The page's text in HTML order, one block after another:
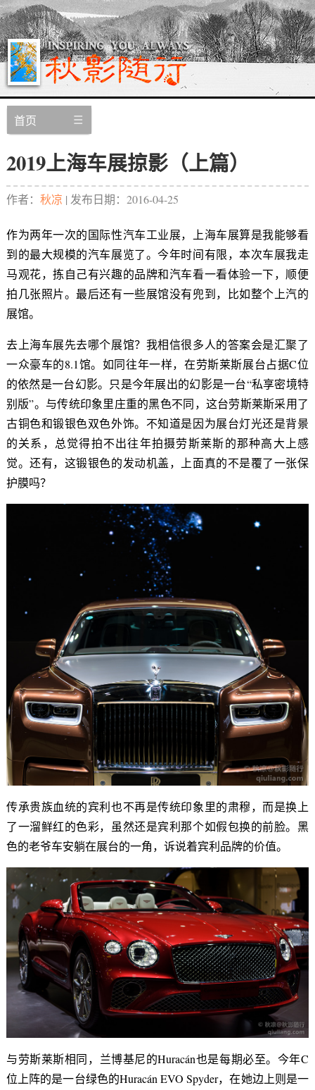
首页
2019上海车展掠影（上篇）
作者： 秋凉 | 发布日期： 2016-04-25
作为两年一次的国际性汽车工业展，上海车展算是我能够看
到的最大规模的汽车展览了。今年时间有限，本次车展我走
马观花，拣自己有兴趣的品牌和汽车看一看体验一下，顺便
拍几张照片。最后还有一些展馆没有兜到，比如整个上汽的
展馆。
去上海车展先去哪个展馆？我相信很多人的答案会是汇聚了
一众豪车的8.1馆。如同往年一样，在劳斯莱斯展台占据C位
的依然是一台幻影。只是今年展出的幻影是一台“私享密境特
别版”。与传统印象里庄重的黑色不同，这台劳斯莱斯采用了
古铜色和锻银色双色外饰。不知道是因为展台灯光还是背景
的关系，总觉得拍不出往年拍摄劳斯莱斯的那种高大上感
觉。还有，这锻银色的发动机盖，上面真的不是覆了一张保
护膜吗？
传承贵族血统的宾利也不再是传统印象里的肃穆，而是换上
了一溜鲜红的色彩，虽然还是宾利那个如假包换的前脸。黑
色的老爷车安躺在展台的一角，诉说着宾利品牌的价值。
与劳斯莱斯相同，兰博基尼的Huracán也是每期必至。今年C
位上阵的是一台绿色的Huracán EVO Spyder，在她边上则是一